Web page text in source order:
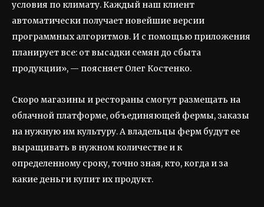
условия по климату. Каждый наш клиент
автоматически получает новейшие версии
программных алгоритмов. И с помощью приложения
планирует все: от высадки семян до сбыта
продукции», — поясняет Олег Костенко.
Скоро магазины и рестораны смогут размещать на
облачной платформе, объединяющей фермы, заказы
на нужную им культуру. А владельцы ферм будут ее
выращивать в нужном количестве и к
определенному сроку, точно зная, кто, когда и за
какие деньги купит их продукт.